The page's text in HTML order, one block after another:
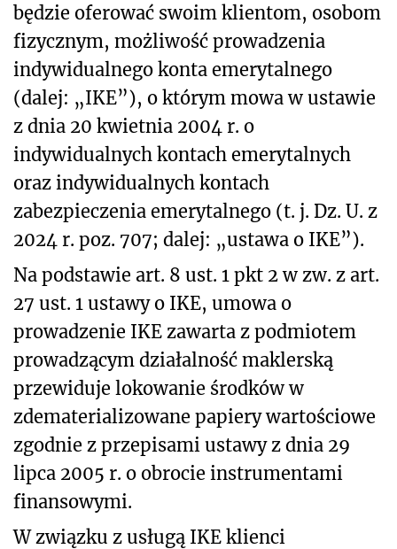
będzie oferować swoim klientom, osobom
fizycznym, możliwość prowadzenia
indywidualnego konta emerytalnego
(dalej: „IKE”), o którym mowa w ustawie
z dnia 20 kwietnia 2004 r. o
indywidualnych kontach emerytalnych
oraz indywidualnych kontach
zabezpieczenia emerytalnego (t. j. Dz. U. z
2024 r. poz. 707; dalej: „ustawa o IKE”).
Na podstawie art. 8 ust. 1 pkt 2 w zw. z art.
27 ust. 1 ustawy o IKE, umowa o
prowadzenie IKE zawarta z podmiotem
prowadzącym działalność maklerską
przewiduje lokowanie środków w
zdematerializowane papiery wartościowe
zgodnie z przepisami ustawy z dnia 29
lipca 2005 r. o obrocie instrumentami
finansowymi.
W związku z usługą IKE klienci